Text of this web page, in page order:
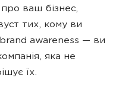
ваш бізнес,
тих, кому ви
awareness — ви
яка не
їх.